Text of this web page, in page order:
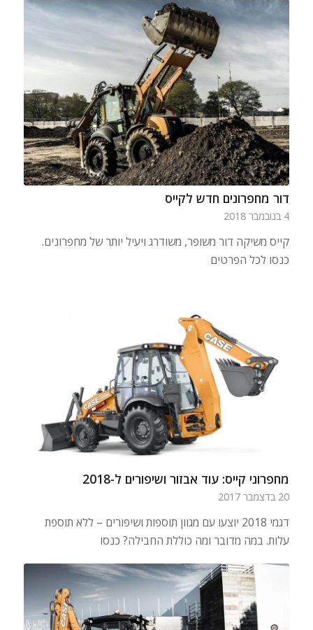
דור מחפרונים חדש לקייס
4 בנובמבר 2018
קייס משיקה דור משופר, משודרג ויעיל יותר של מחפרונים.
כנסו לכל הפרטים
מחפרוני קייס: עוד אבזור ושיפורים ל-2018
20 בדצמבר 2017
דגמי 2018 יוצעו עם מגוון תוספות ושיפורים – ללא תוספת
עלות. במה מדובר ומה כוללת החבילה? כנסו